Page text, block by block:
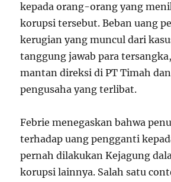
kepada orang-orang yang
korupsi tersebut. Beban uang
kerugian yang muncul dari
tanggung jawab para
mantan direksi di PT Timah
pengusaha yang terlibat.
Febrie menegaskan bahwa
terhadap uang pengganti
pernah dilakukan Kejagung
korupsi lainnya. Salah satu